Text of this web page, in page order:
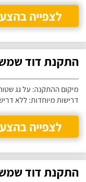
לצפייה
התקנת דוד שמש
מיקום ההתקנה: על גג
דרישות מיוחדות: ללא
לצפייה
התקנת דוד שמש